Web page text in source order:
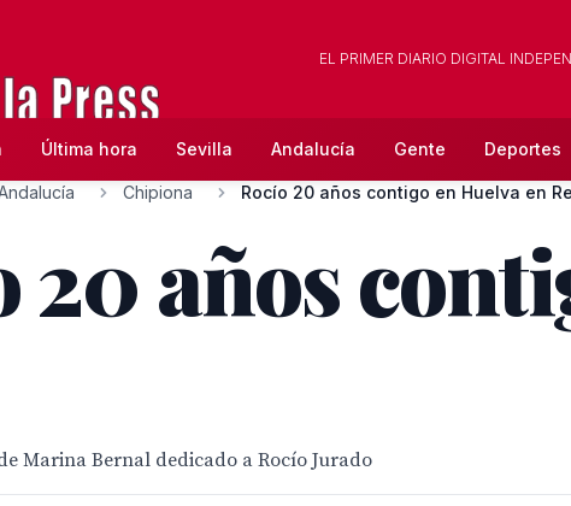
EL PRIMER DIARIO DIGITAL
Última hora Sevilla Andalucía Gente Deportes
Chipiona Rocío 20 años contigo en Huelva en
20 años
Marina Bernal dedicado a Rocío Jurado